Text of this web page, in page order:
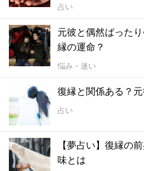
占い
元彼と偶然ばった
縁の運命？
悩み・迷い
復縁と関係ある？
占い
【夢占い】復縁の
味とは